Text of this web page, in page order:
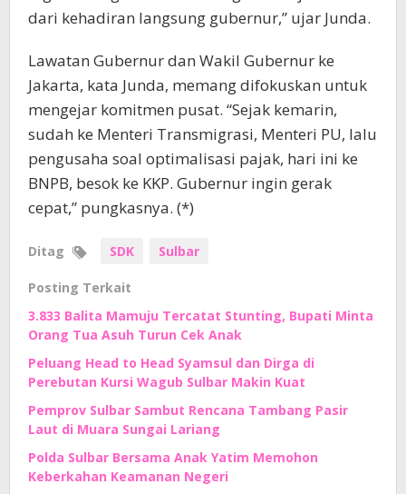
dari kehadiran langsung gubernur,” ujar Junda.
Lawatan Gubernur dan Wakil Gubernur ke
Jakarta, kata Junda, memang difokuskan untuk
mengejar komitmen pusat. “Sejak kemarin,
sudah ke Menteri Transmigrasi, Menteri PU, lalu
pengusaha soal optimalisasi pajak, hari ini ke
BNPB, besok ke KKP. Gubernur ingin gerak
cepat,” pungkasnya. (*)
Ditag SDK Sulbar
Posting Terkait
3.833 Balita Mamuju Tercatat Stunting, Bupati Minta
Orang Tua Asuh Turun Cek Anak
Peluang Head to Head Syamsul dan Dirga di
Perebutan Kursi Wagub Sulbar Makin Kuat
Pemprov Sulbar Sambut Rencana Tambang Pasir
Laut di Muara Sungai Lariang
Polda Sulbar Bersama Anak Yatim Memohon
Keberkahan Keamanan Negeri